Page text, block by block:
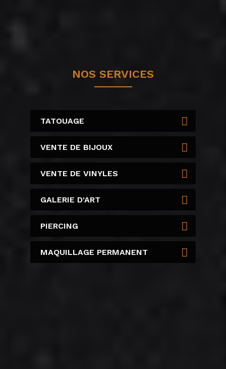
NOS SERVICES
TATOUAGE
VENTE DE BIJOUX
VENTE DE VINYLES
GALERIE D'ART
PIERCING
MAQUILLAGE PERMANENT